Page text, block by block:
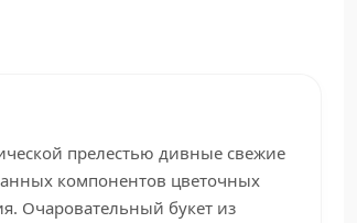
прелестью дивные свежие
компонентов цветочных
Очаровательный букет из